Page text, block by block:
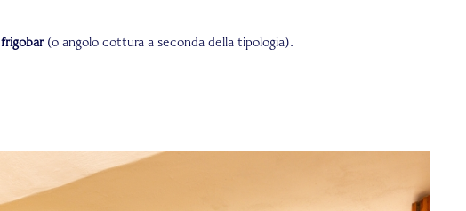
frigobar(o angolo cottura a seconda della tipologia).